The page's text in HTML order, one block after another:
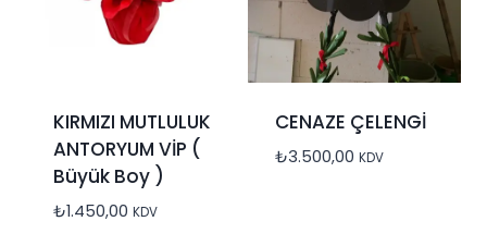
KIRMIZI MUTLULUK
ANTORYUM VİP (
Büyük Boy )
₺1.450,00 KDV
CENAZE ÇELENGİ
₺3.500,00 KDV